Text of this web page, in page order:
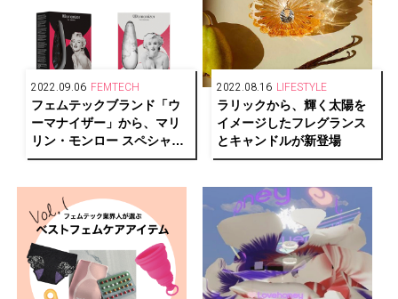
2022.09.06 FEMTECH
フェムテックブランド「ウ
ーマナイザー」から、マリ
リン・モンロー スペシャル
エディションが4色展開で発
2022.08.16 LIFESTYLE
ラリックから、輝く太陽を
イメージしたフレグランス
とキャンドルが新登場